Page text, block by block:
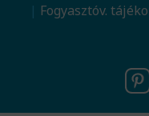
Fogyasztóv.